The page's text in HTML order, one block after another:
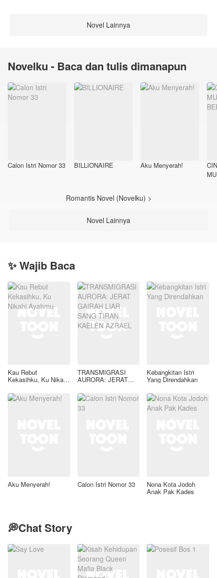
Novel Lainnya
Novelku - Baca dan tulis dimanapun
Calon Istri Nomor 33 BILLIONAIRE Aku Menyerah!
Romantis Novel (Novelku) >
Novel Lainnya
✨ Wajib Baca
Kau Rebut
Kekasihku, Ku Nikahi
TRANSMIGRASI
AURORA: JERAT
TIRAN KAELEN
AZRAEL
Kebangkitan Istri
Yang Direndahkan
Aku Menyerah! Calon Istri Nomor 33 Nona Kota Jodoh
Anak Pak Kades
💭Chat Story